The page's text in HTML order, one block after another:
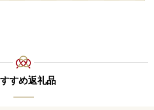
すめ返礼品